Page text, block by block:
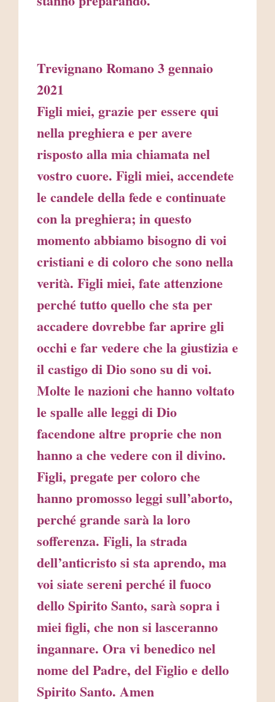
Trevignano Romano 3 gennaio
2021
Figli miei, grazie per essere qui
nella preghiera e per avere
risposto alla mia chiamata nel
vostro cuore. Figli miei, accendete
le candele della fede e continuate
con la preghiera; in questo
momento abbiamo bisogno di voi
cristiani e di coloro che sono nella
verità. Figli miei, fate attenzione
perché tutto quello che sta per
accadere dovrebbe far aprire gli
occhi e far vedere che la giustizia e
il castigo di Dio sono su di voi.
Molte le nazioni che hanno voltato
le spalle alle leggi di Dio
facendone altre proprie che non
hanno a che vedere con il divino.
Figli, pregate per coloro che
hanno promosso leggi sull’aborto,
perché grande sarà la loro
sofferenza. Figli, la strada
dell’anticristo si sta aprendo, ma
voi siate sereni perché il fuoco
dello Spirito Santo, sarà sopra i
miei figli, che non si lasceranno
ingannare. Ora vi benedico nel
nome del Padre, del Figlio e dello
Spirito Santo. Amen